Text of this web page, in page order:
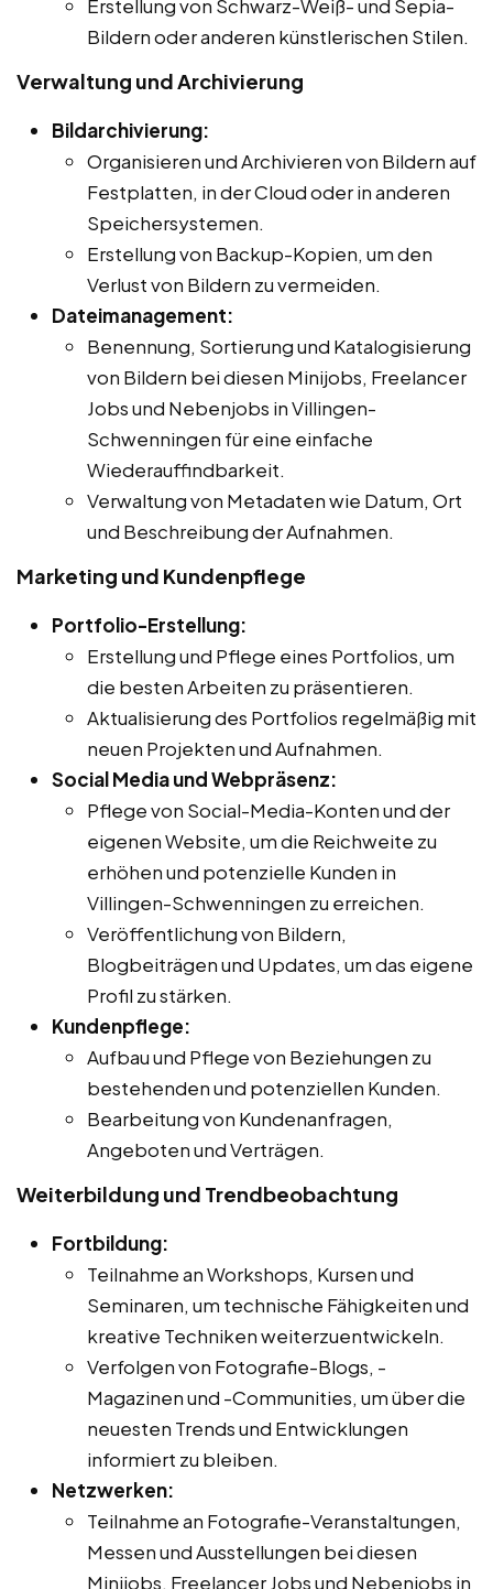
Erstellung von Schwarz-Weiß- und Sepia-
Bildern oder anderen künstlerischen Stilen.
Verwaltung und Archivierung
Bildarchivierung:
Organisieren und Archivieren von Bildern auf
Festplatten, in der Cloud oder in anderen
Speichersystemen.
Erstellung von Backup-Kopien, um den
Verlust von Bildern zu vermeiden.
Dateimanagement:
Benennung, Sortierung und Katalogisierung
von Bildern bei diesen Minijobs, Freelancer
Jobs und Nebenjobs in Villingen-
Schwenningen für eine einfache
Wiederauffindbarkeit.
Verwaltung von Metadaten wie Datum, Ort
und Beschreibung der Aufnahmen.
Marketing und Kundenpflege
Portfolio-Erstellung:
Erstellung und Pflege eines Portfolios, um
die besten Arbeiten zu präsentieren.
Aktualisierung des Portfolios regelmäßig mit
neuen Projekten und Aufnahmen.
Social Media und Webpräsenz:
Pflege von Social-Media-Konten und der
eigenen Website, um die Reichweite zu
erhöhen und potenzielle Kunden in
Villingen-Schwenningen zu erreichen.
Veröffentlichung von Bildern,
Blogbeiträgen und Updates, um das eigene
Profil zu stärken.
Kundenpflege:
Aufbau und Pflege von Beziehungen zu
bestehenden und potenziellen Kunden.
Bearbeitung von Kundenanfragen,
Angeboten und Verträgen.
Weiterbildung und Trendbeobachtung
Fortbildung:
Teilnahme an Workshops, Kursen und
Seminaren, um technische Fähigkeiten und
kreative Techniken weiterzuentwickeln.
Verfolgen von Fotografie-Blogs, -
Magazinen und -Communities, um über die
neuesten Trends und Entwicklungen
informiert zu bleiben.
Netzwerken:
Teilnahme an Fotografie-Veranstaltungen,
Messen und Ausstellungen bei diesen
Minijobs, Freelancer Jobs und Nebenjobs in